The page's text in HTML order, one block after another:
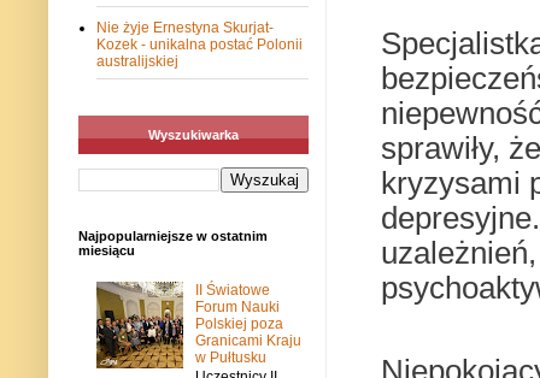
sprawiły,
kryzysami
Nie żyje Ernestyna Skurjat-
Kozek - unikalna postać Polonii
australijskiej
Wyszukiwarka
Najpopularniejsze w ostatnim
miesiącu
II Światowe
Forum Nauki
Polskiej poza
Granicami Kraju
w Pułtusku